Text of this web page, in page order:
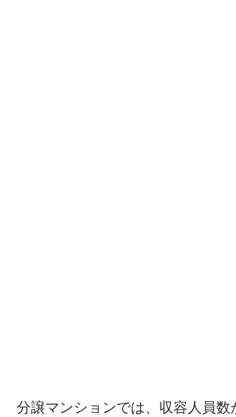
分譲マンションでは、収容人員数